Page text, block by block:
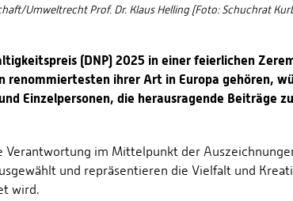
Umweltrecht Prof. Dr. Klaus Helling (Foto: Schuchrat
(DNP) 2025 in einer feierlichen
renommiertesten ihrer Art in Europa gehören,
Einzelpersonen, die herausragende Beiträge
Verantwortung im Mittelpunkt der
und repräsentieren die Vielfalt und
wird.